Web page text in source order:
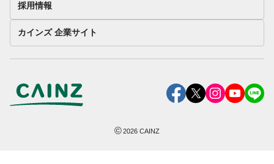
採用情報
カインズ 企業サイト
©2026 CAINZ